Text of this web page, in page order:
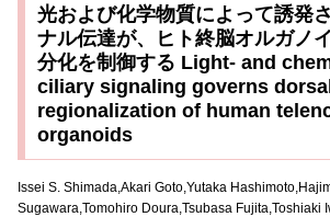
光および化学物質によって誘発
ナル伝達が、ヒト終脳オルガノ
分化を制御する Light- and
ciliary signaling governs
regionalization of human
organoids
Issei S. Shimada,Akari Goto,Yutaka
Sugawara,Tomohiro Doura,Tsubasa Fujita,Toshiaki